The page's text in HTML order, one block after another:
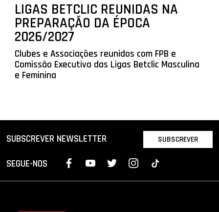
LIGAS BETCLIC REUNIDAS NA
PREPARAÇÃO DA ÉPOCA
2026/2027
Clubes e Associações reunidos com FPB e
Comissão Executiva das Ligas Betclic Masculina
e Feminina
SUBSCREVER NEWSLETTER SUBSCREVER
SEGUE-NOS